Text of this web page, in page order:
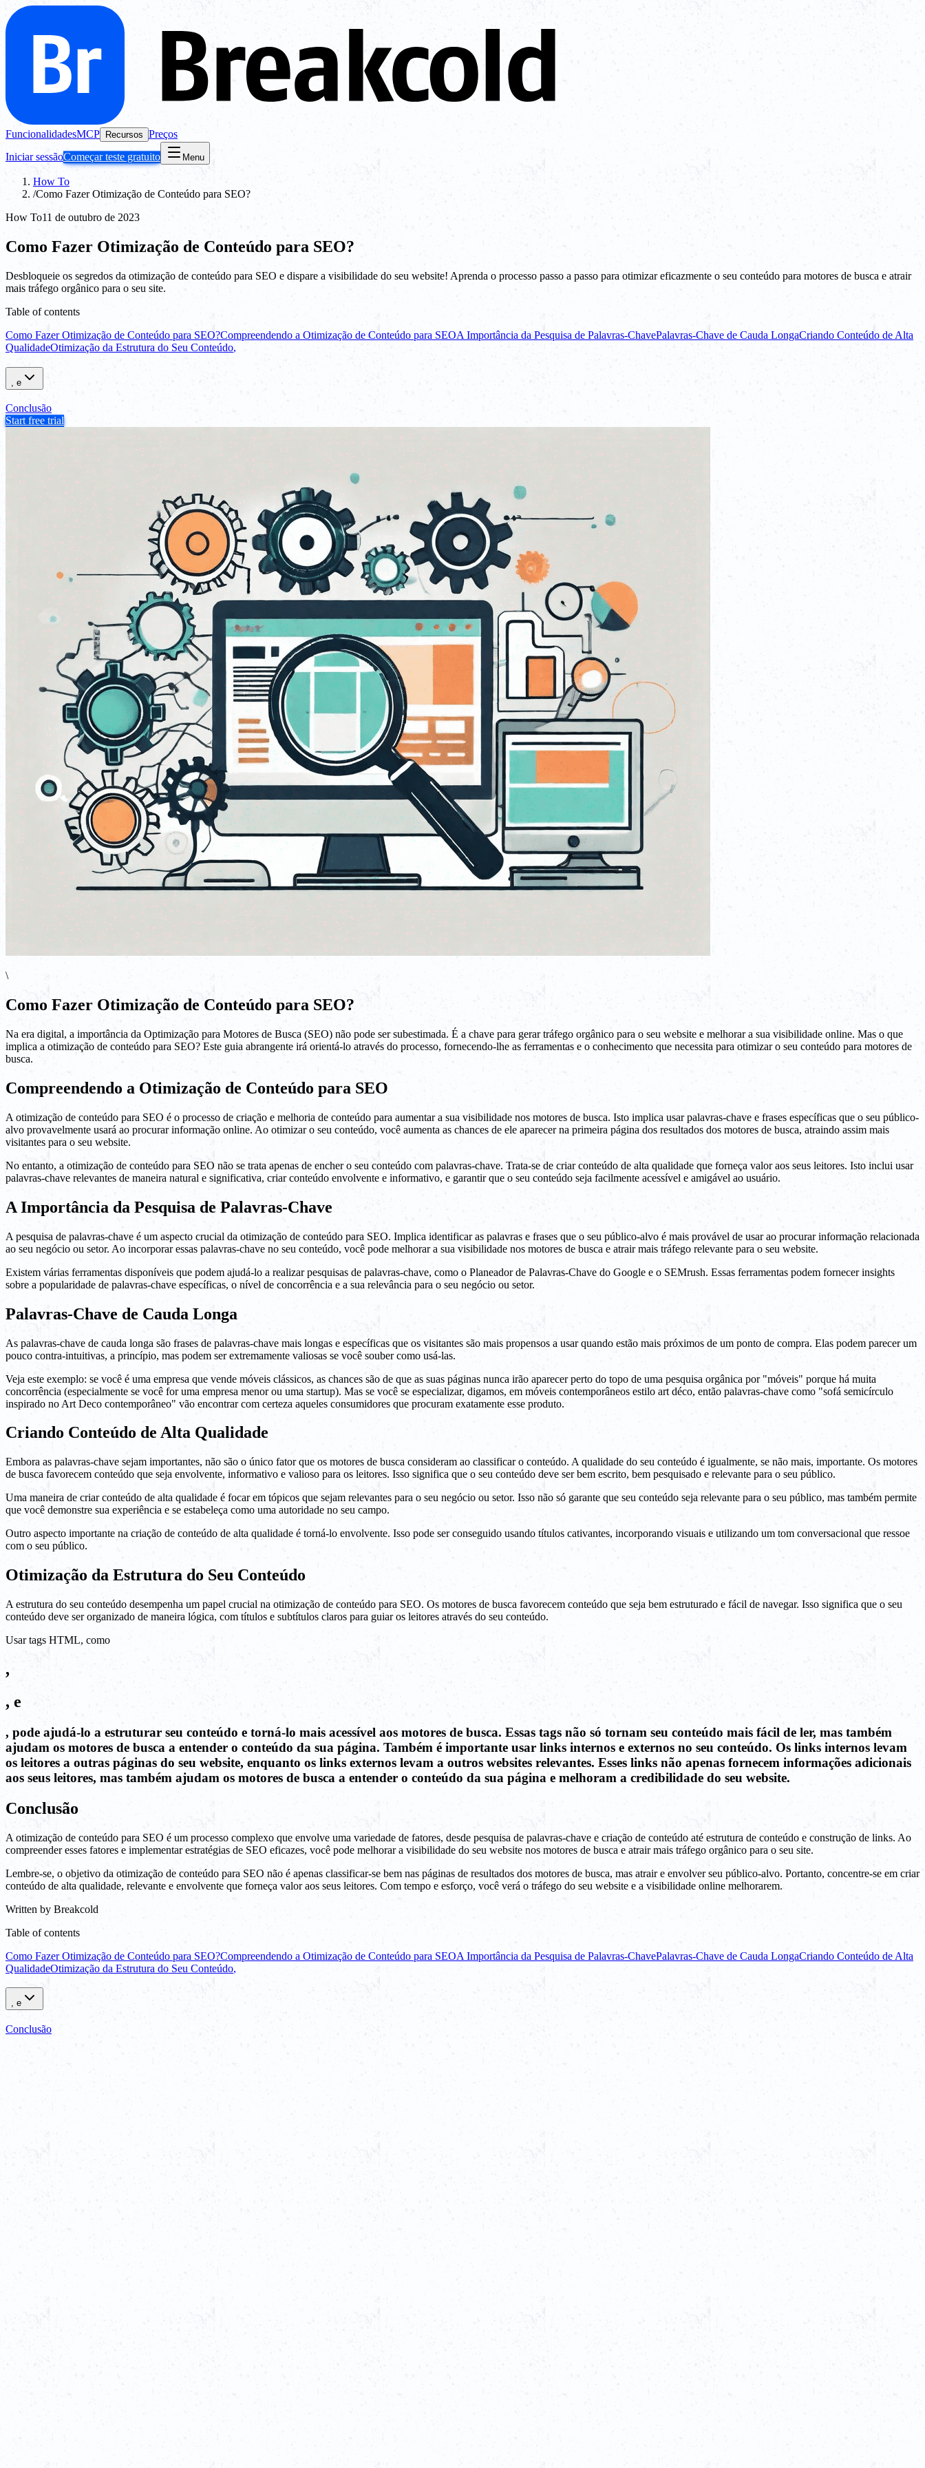
FuncionalidadesMCP Recursos Preços
Iniciar sessãoComeçar teste gratuito Menu
How To
/Como Fazer Otimização de Conteúdo para SEO?
How To11 de outubro de 2023
Como Fazer Otimização de Conteúdo para SEO?
Desbloqueie os segredos da otimização de conteúdo para SEO e dispare a visibilidade do seu website! Aprenda o processo passo a passo para otimizar eficazmente o seu conteúdo para motores de busca e atrair
mais tráfego orgânico para o seu site.
Table of contents
Como Fazer Otimização de Conteúdo para SEO?Compreendendo a Otimização de Conteúdo para SEOA Importância da Pesquisa de Palavras-ChavePalavras-Chave de Cauda LongaCriando Conteúdo de Alta
QualidadeOtimização da Estrutura do Seu Conteúdo,
, e
Conclusão
Start free trial
\
Como Fazer Otimização de Conteúdo para SEO?
Na era digital, a importância da Optimização para Motores de Busca (SEO) não pode ser subestimada. É a chave para gerar tráfego orgânico para o seu website e melhorar a sua visibilidade online. Mas o que
implica a otimização de conteúdo para SEO? Este guia abrangente irá orientá-lo através do processo, fornecendo-lhe as ferramentas e o conhecimento que necessita para otimizar o seu conteúdo para motores de
busca.
Compreendendo a Otimização de Conteúdo para SEO
A otimização de conteúdo para SEO é o processo de criação e melhoria de conteúdo para aumentar a sua visibilidade nos motores de busca. Isto implica usar palavras-chave e frases específicas que o seu público-
alvo provavelmente usará ao procurar informação online. Ao otimizar o seu conteúdo, você aumenta as chances de ele aparecer na primeira página dos resultados dos motores de busca, atraindo assim mais
visitantes para o seu website.
No entanto, a otimização de conteúdo para SEO não se trata apenas de encher o seu conteúdo com palavras-chave. Trata-se de criar conteúdo de alta qualidade que forneça valor aos seus leitores. Isto inclui usar
palavras-chave relevantes de maneira natural e significativa, criar conteúdo envolvente e informativo, e garantir que o seu conteúdo seja facilmente acessível e amigável ao usuário.
A Importância da Pesquisa de Palavras-Chave
A pesquisa de palavras-chave é um aspecto crucial da otimização de conteúdo para SEO. Implica identificar as palavras e frases que o seu público-alvo é mais provável de usar ao procurar informação relacionada
ao seu negócio ou setor. Ao incorporar essas palavras-chave no seu conteúdo, você pode melhorar a sua visibilidade nos motores de busca e atrair mais tráfego relevante para o seu website.
Existem várias ferramentas disponíveis que podem ajudá-lo a realizar pesquisas de palavras-chave, como o Planeador de Palavras-Chave do Google e o SEMrush. Essas ferramentas podem fornecer insights
sobre a popularidade de palavras-chave específicas, o nível de concorrência e a sua relevância para o seu negócio ou setor.
Palavras-Chave de Cauda Longa
As palavras-chave de cauda longa são frases de palavras-chave mais longas e específicas que os visitantes são mais propensos a usar quando estão mais próximos de um ponto de compra. Elas podem parecer um
pouco contra-intuitivas, a princípio, mas podem ser extremamente valiosas se você souber como usá-las.
Veja este exemplo: se você é uma empresa que vende móveis clássicos, as chances são de que as suas páginas nunca irão aparecer perto do topo de uma pesquisa orgânica por "móveis" porque há muita
concorrência (especialmente se você for uma empresa menor ou uma startup). Mas se você se especializar, digamos, em móveis contemporâneos estilo art déco, então palavras-chave como "sofá semicírculo
inspirado no Art Deco contemporâneo" vão encontrar com certeza aqueles consumidores que procuram exatamente esse produto.
Criando Conteúdo de Alta Qualidade
Embora as palavras-chave sejam importantes, não são o único fator que os motores de busca consideram ao classificar o conteúdo. A qualidade do seu conteúdo é igualmente, se não mais, importante. Os motores
de busca favorecem conteúdo que seja envolvente, informativo e valioso para os leitores. Isso significa que o seu conteúdo deve ser bem escrito, bem pesquisado e relevante para o seu público.
Uma maneira de criar conteúdo de alta qualidade é focar em tópicos que sejam relevantes para o seu negócio ou setor. Isso não só garante que seu conteúdo seja relevante para o seu público, mas também permite
que você demonstre sua experiência e se estabeleça como uma autoridade no seu campo.
Outro aspecto importante na criação de conteúdo de alta qualidade é torná-lo envolvente. Isso pode ser conseguido usando títulos cativantes, incorporando visuais e utilizando um tom conversacional que ressoe
com o seu público.
Otimização da Estrutura do Seu Conteúdo
A estrutura do seu conteúdo desempenha um papel crucial na otimização de conteúdo para SEO. Os motores de busca favorecem conteúdo que seja bem estruturado e fácil de navegar. Isso significa que o seu
conteúdo deve ser organizado de maneira lógica, com títulos e subtítulos claros para guiar os leitores através do seu conteúdo.
Usar tags HTML, como
,
, e
, pode ajudá-lo a estruturar seu conteúdo e torná-lo mais acessível aos motores de busca. Essas tags não só tornam seu conteúdo mais fácil de ler, mas também
ajudam os motores de busca a entender o conteúdo da sua página. Também é importante usar links internos e externos no seu conteúdo. Os links internos levam
os leitores a outras páginas do seu website, enquanto os links externos levam a outros websites relevantes. Esses links não apenas fornecem informações adicionais
aos seus leitores, mas também ajudam os motores de busca a entender o conteúdo da sua página e melhoram a credibilidade do seu website.
Conclusão
A otimização de conteúdo para SEO é um processo complexo que envolve uma variedade de fatores, desde pesquisa de palavras-chave e criação de conteúdo até estrutura de conteúdo e construção de links. Ao
compreender esses fatores e implementar estratégias de SEO eficazes, você pode melhorar a visibilidade do seu website nos motores de busca e atrair mais tráfego orgânico para o seu site.
Lembre-se, o objetivo da otimização de conteúdo para SEO não é apenas classificar-se bem nas páginas de resultados dos motores de busca, mas atrair e envolver seu público-alvo. Portanto, concentre-se em criar
conteúdo de alta qualidade, relevante e envolvente que forneça valor aos seus leitores. Com tempo e esforço, você verá o tráfego do seu website e a visibilidade online melhorarem.
Written by Breakcold
Table of contents
Como Fazer Otimização de Conteúdo para SEO?Compreendendo a Otimização de Conteúdo para SEOA Importância da Pesquisa de Palavras-ChavePalavras-Chave de Cauda LongaCriando Conteúdo de Alta
QualidadeOtimização da Estrutura do Seu Conteúdo,
, e
Conclusão